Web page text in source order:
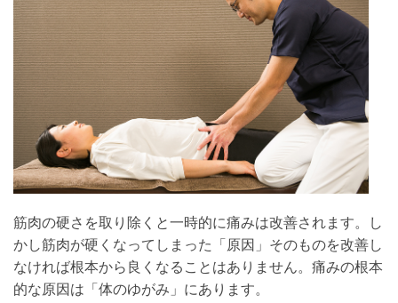
筋肉の硬さを取り除くと一時的に痛みは改善されます。し
かし筋肉が硬くなってしまった「原因」そのものを改善し
なければ根本から良くなることはありません。痛みの根本
的な原因は「体のゆがみ」にあります。